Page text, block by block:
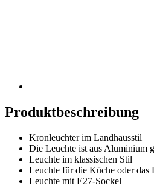
Produktbeschreibung
Kronleuchter im Landhausstil
Die Leuchte ist aus Aluminium
Leuchte im klassischen Stil
Leuchte für die Küche oder das
Leuchte mit E27-Sockel